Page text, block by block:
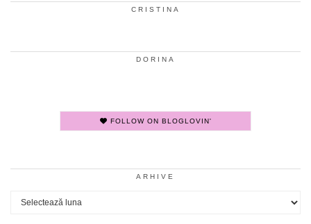
CRISTINA
DORINA
FOLLOW ON BLOGLOVIN'
ARHIVE
Arhive